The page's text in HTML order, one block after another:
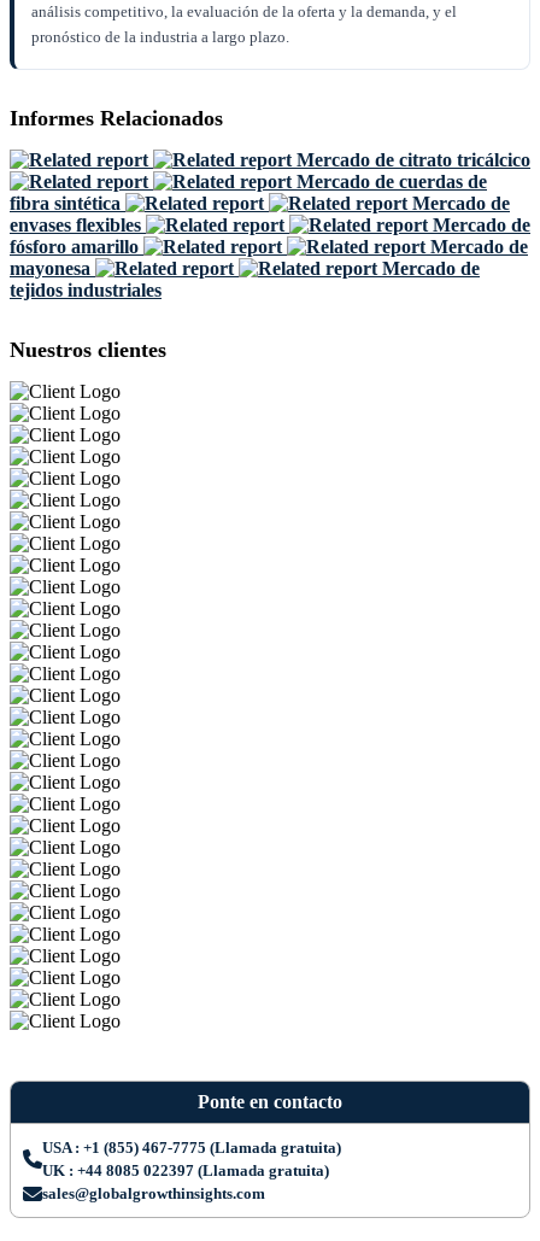
análisis competitivo, la evaluación de la oferta y la demanda, y el
pronóstico de la industria a largo plazo.
Informes Relacionados
Mercado de citrato tricálcico
Mercado de cuerdas de
fibra sintética
Mercado de
envases flexibles
Mercado de
fósforo amarillo
Mercado de
mayonesa
Mercado de
tejidos industriales
Nuestros clientes
Ponte en contacto
USA : +1 (855) 467-7775 (Llamada gratuita)
UK : +44 8085 022397 (Llamada gratuita)
sales@globalgrowthinsights.com